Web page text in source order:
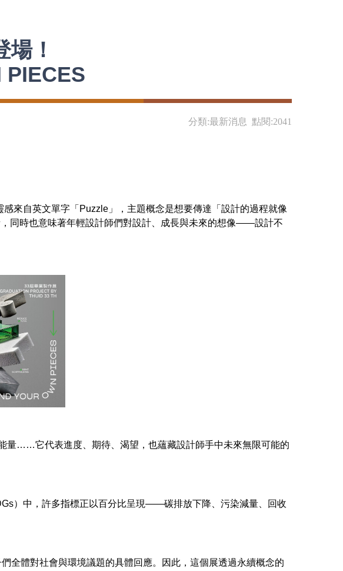
！
分類:最新消息 點閱:2041
來自英文單字「Puzzle」，主題概念是想要傳達「設計的過程就像
同時也意味著年輕設計師們對設計、成長與未來的想像——設計不
量……它代表進度、期待、渴望，也蘊藏設計師手中未來無限可能的
）中，許多指標正以百分比呈現——碳排放下降、污染減量、回收
全體對社會與環境議題的具體回應。因此，這個展透過永續概念的